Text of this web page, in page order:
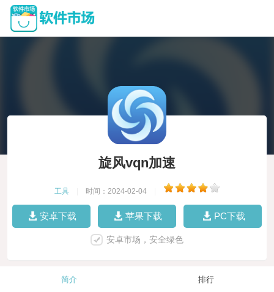
旋风vqn加速
工具 时间：2024-02-04
安卓下载 苹果下载 PC下载
安卓市场，安全绿色
简介 排行